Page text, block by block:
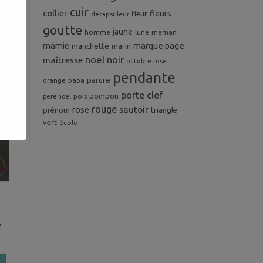
collier cuir décapsuleur fleur fleurs
goutte homme jaune lune maman
mamie manchette marin marque page
maîtresse noel noir octobre rose
orange papa parure pendante
pere noel pois pompon porte clef
prénom rose rouge sautoir triangle
vert école